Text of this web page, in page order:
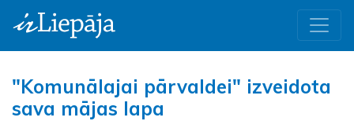
"Komunālajai pārvaldei" izveidota
sava mājas lapa